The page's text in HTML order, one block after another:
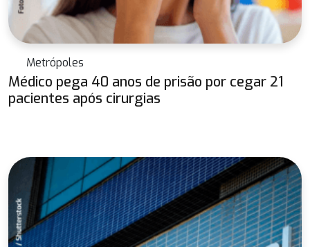
Metrópoles
Médico pega 40 anos de prisão por cegar 21
pacientes após cirurgias